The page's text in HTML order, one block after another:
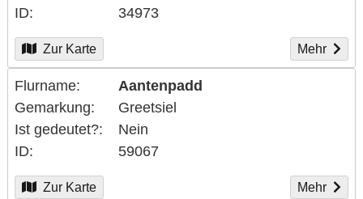
ID
34973
Zur Karte Mehr
Flurname
Aantenpadd
Gemarkung
Greetsiel
Ist gedeutet?
Nein
ID
59067
Zur Karte Mehr